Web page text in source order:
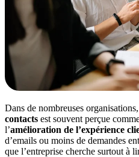
Dans de nombreuses
contacts est souvent perçue
l’amélioration de l’expérience
d’emails ou moins de demandes
que l’entreprise cherche surtout à